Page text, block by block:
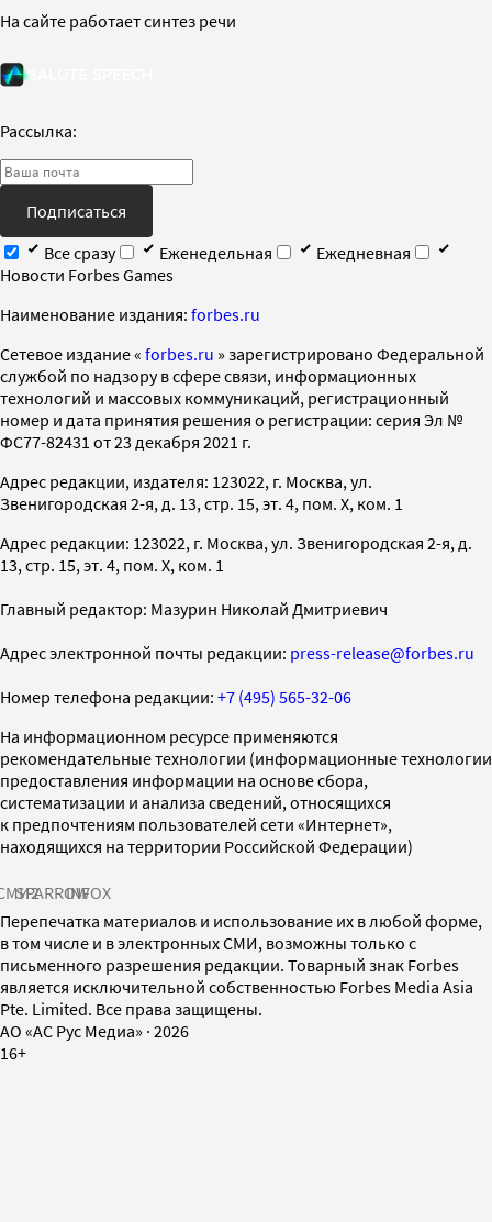
На сайте работает синтез речи
Рассылка:
Подписаться
Все сразу
Еженедельная
Ежедневная
Новости Forbes Games
Наименование издания: forbes.ru
Cетевое издание « forbes.ru » зарегистрировано Федеральной
службой по надзору в сфере связи, информационных
технологий и массовых коммуникаций, регистрационный
номер и дата принятия решения о регистрации: серия Эл №
ФС77-82431 от 23 декабря 2021 г.
Адрес редакции, издателя: 123022, г. Москва, ул.
Звенигородская 2-я, д. 13, стр. 15, эт. 4, пом. X, ком. 1
Адрес редакции: 123022, г. Москва, ул. Звенигородская 2-я, д.
13, стр. 15, эт. 4, пом. X, ком. 1
Главный редактор: Мазурин Николай Дмитриевич
Адрес электронной почты редакции: press-release@forbes.ru
Номер телефона редакции: +7 (495) 565-32-06
На информационном ресурсе применяются
рекомендательные технологии (информационные технологии
предоставления информации на основе сбора,
систематизации и анализа сведений, относящихся
к предпочтениям пользователей сети «Интернет»,
находящихся на территории Российской Федерации)
SPARROWINFOX
Перепечатка материалов и использование их в любой форме,
в том числе и в электронных СМИ, возможны только с
письменного разрешения редакции. Товарный знак Forbes
является исключительной собственностью Forbes Media Asia
Pte. Limited. Все права защищены.
AO «АС Рус Медиа» · 2026
16+